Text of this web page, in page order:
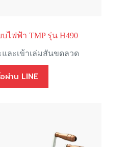
บไฟฟ้า TMP รุ่น H490
และเข้าเล่มสันขดลวด
ผ่าน LINE